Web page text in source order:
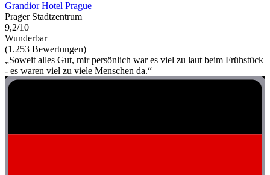
Grandior Hotel Prague
Prager Stadtzentrum
9,2/10
Wunderbar
(1.253 Bewertungen)
„Soweit alles Gut, mir persönlich war es viel zu laut beim Frühstück
- es waren viel zu viele Menschen da.“